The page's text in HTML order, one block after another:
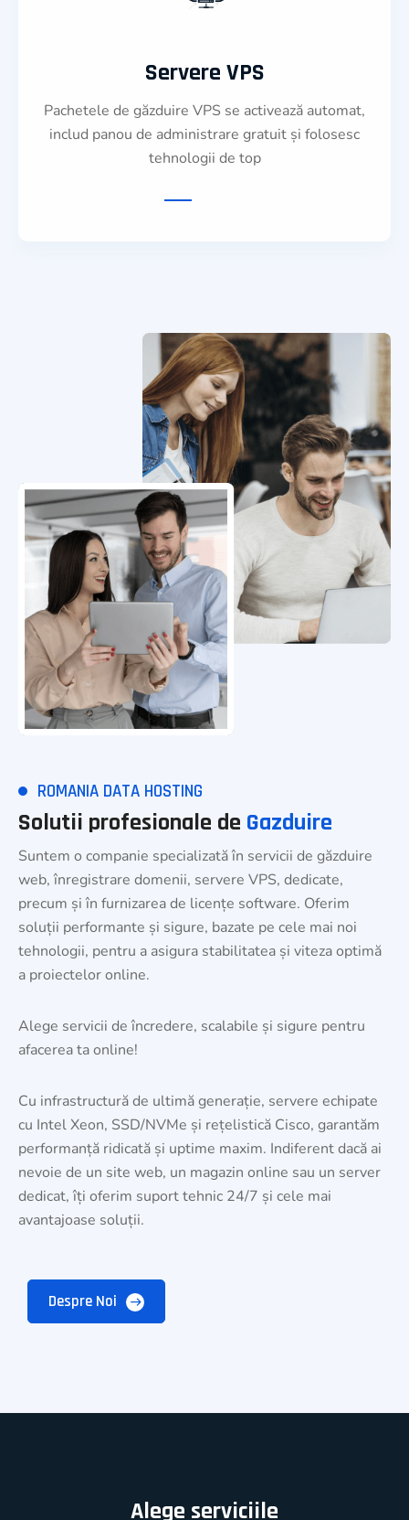
Servere VPS
Pachetele de găzduire VPS se activează automat,
includ panou de administrare gratuit și folosesc
tehnologii de top
ROMANIA DATA HOSTING
Solutii profesionale de Gazduire
Suntem o companie specializată în servicii de găzduire
web, înregistrare domenii, servere VPS, dedicate,
precum și în furnizarea de licențe software. Oferim
soluții performante și sigure, bazate pe cele mai noi
tehnologii, pentru a asigura stabilitatea și viteza optimă
a proiectelor online.
Alege servicii de încredere, scalabile și sigure pentru
afacerea ta online!
Cu infrastructură de ultimă generație, servere echipate
cu Intel Xeon, SSD/NVMe și rețelistică Cisco, garantăm
performanță ridicată și uptime maxim. Indiferent dacă ai
nevoie de un site web, un magazin online sau un server
dedicat, îți oferim suport tehnic 24/7 și cele mai
avantajoase soluții.
Despre Noi
Alege serviciile